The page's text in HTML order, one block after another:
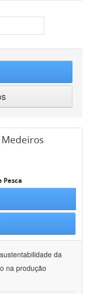
Pesca
da
na produção